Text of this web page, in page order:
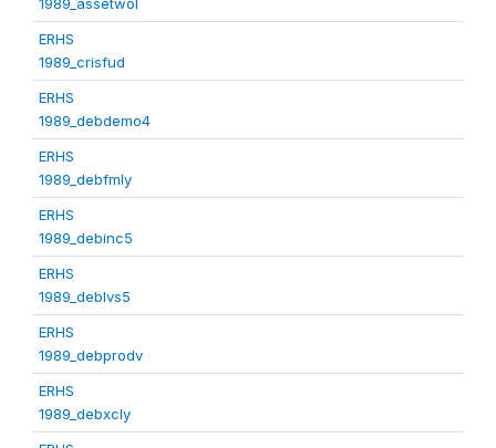
ERHS
1989_crisfud
ERHS
1989_debdemo4
ERHS
1989_debfmly
ERHS
1989_debinc5
ERHS
1989_deblvs5
ERHS
1989_debprodv
ERHS
1989_debxcly